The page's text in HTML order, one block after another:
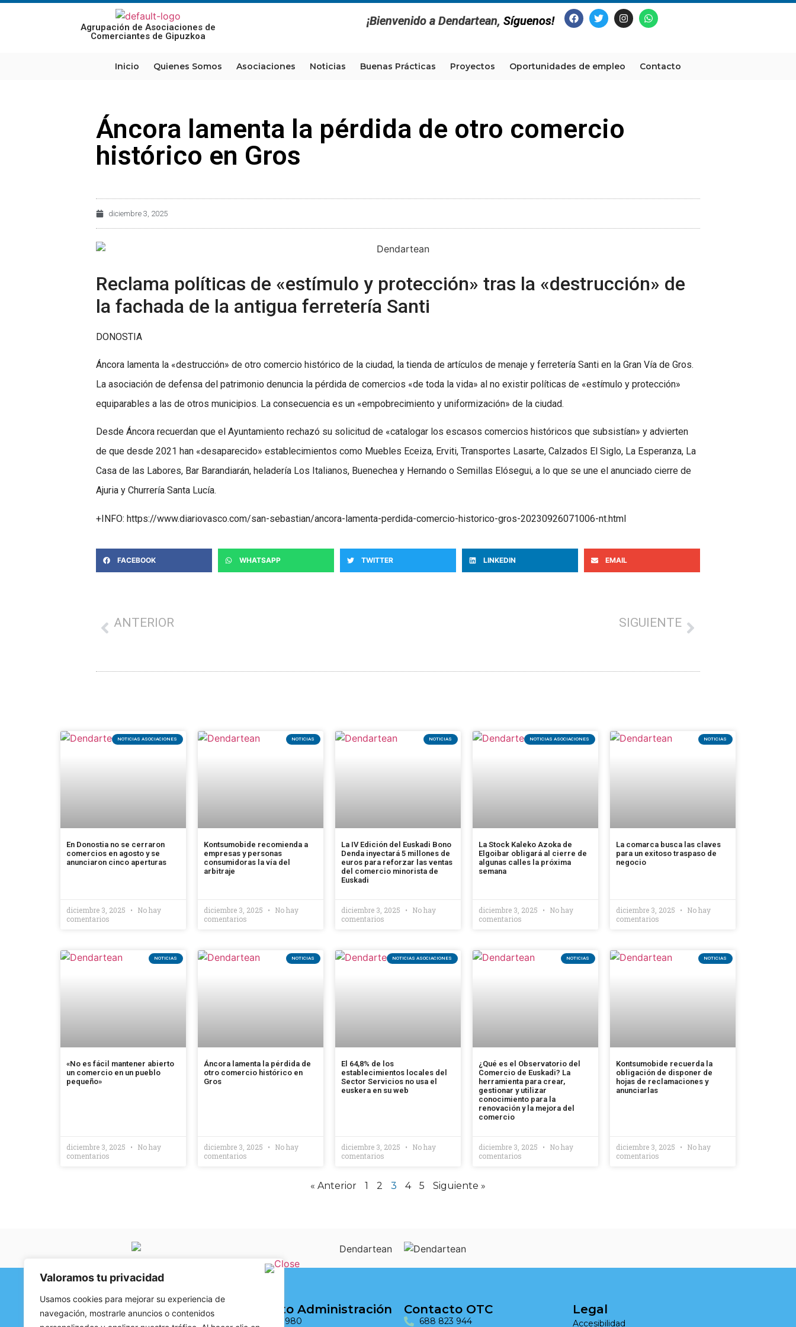
Valoramos tu privacidad
Usamos cookies para mejorar su experiencia de
navegación, mostrarle anuncios o contenidos
Agrupación de Asociaciones de
Comerciantes de Gipuzkoa
¡Bienvenido a Dendartean, Síguenos!
Inicio Quienes Somos Asociaciones Noticias Buenas Prácticas Proyectos Oportunidades de empleo Contacto
Áncora lamenta la pérdida de otro comercio
histórico en Gros
diciembre 3, 2025
Reclama políticas de «estímulo y protección» tras la «destrucción» de
la fachada de la antigua ferretería Santi
DONOSTIA
Áncora lamenta la «destrucción» de otro comercio histórico de la ciudad, la tienda de artículos de menaje y ferretería Santi en la Gran Vía de Gros.
La asociación de defensa del patrimonio denuncia la pérdida de comercios «de toda la vida» al no existir políticas de «estímulo y protección»
equiparables a las de otros municipios. La consecuencia es un «empobrecimiento y uniformización» de la ciudad.
Desde Áncora recuerdan que el Ayuntamiento rechazó su solicitud de «catalogar los escasos comercios históricos que subsistían» y advierten
de que desde 2021 han «desaparecido» establecimientos como Muebles Eceiza, Erviti, Transportes Lasarte, Calzados El Siglo, La Esperanza, La
Casa de las Labores, Bar Barandiarán, heladería Los Italianos, Buenechea y Hernando o Semillas Elósegui, a lo que se une el anunciado cierre de
Ajuria y Churrería Santa Lucía.
+INFO: https://www.diariovasco.com/san-sebastian/ancora-lamenta-perdida-comercio-historico-gros-20230926071006-nt.html
FACEBOOK WHATSAPP TWITTER LINKEDIN EMAIL
ANTERIOR SIGUIENTE
NOTICIAS ASOCIACIONES
En Donostia no se cerraron
comercios en agosto y se
anunciaron cinco aperturas
diciembre 3, 2025
No hay
comentarios
NOTICIAS
Kontsumobide recomienda a
empresas y personas
consumidoras la vía del
arbitraje
diciembre 3, 2025
No hay
comentarios
NOTICIAS
La IV Edición del Euskadi Bono
Denda inyectará 5 millones de
euros para reforzar las ventas
del comercio minorista de
Euskadi
diciembre 3, 2025
No hay
comentarios
NOTICIAS ASOCIACIONES
La Stock Kaleko Azoka de
Elgoibar obligará al cierre de
algunas calles la próxima
semana
diciembre 3, 2025
No hay
comentarios
NOTICIAS
La comarca busca las claves
para un exitoso traspaso de
negocio
diciembre 3, 2025
No hay
comentarios
NOTICIAS
«No es fácil mantener abierto
un comercio en un pueblo
pequeño»
diciembre 3, 2025
No hay
comentarios
NOTICIAS
Áncora lamenta la pérdida de
otro comercio histórico en
Gros
diciembre 3, 2025
No hay
comentarios
NOTICIAS ASOCIACIONES
El 64,8% de los
establecimientos locales del
Sector Servicios no usa el
euskera en su web
diciembre 3, 2025
No hay
comentarios
NOTICIAS
¿Qué es el Observatorio del
Comercio de Euskadi? La
herramienta para crear,
gestionar y utilizar
conocimiento para la
renovación y la mejora del
comercio
diciembre 3, 2025
No hay
comentarios
NOTICIAS
Kontsumobide recuerda la
obligación de disponer de
hojas de reclamaciones y
anunciarlas
diciembre 3, 2025
No hay
comentarios
« Anterior 1 2 3 4 5 Siguiente »
Contenido
Quienes Somos
Contacto Administración
671 690 980
Contacto OTC
688 823 944
Legal
Accesibilidad